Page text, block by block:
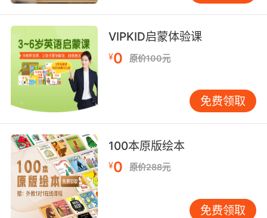
VIPKID启蒙体验课
¥0 原价100元
免费领取
100本原版绘本
¥0 原价288元
免费领取